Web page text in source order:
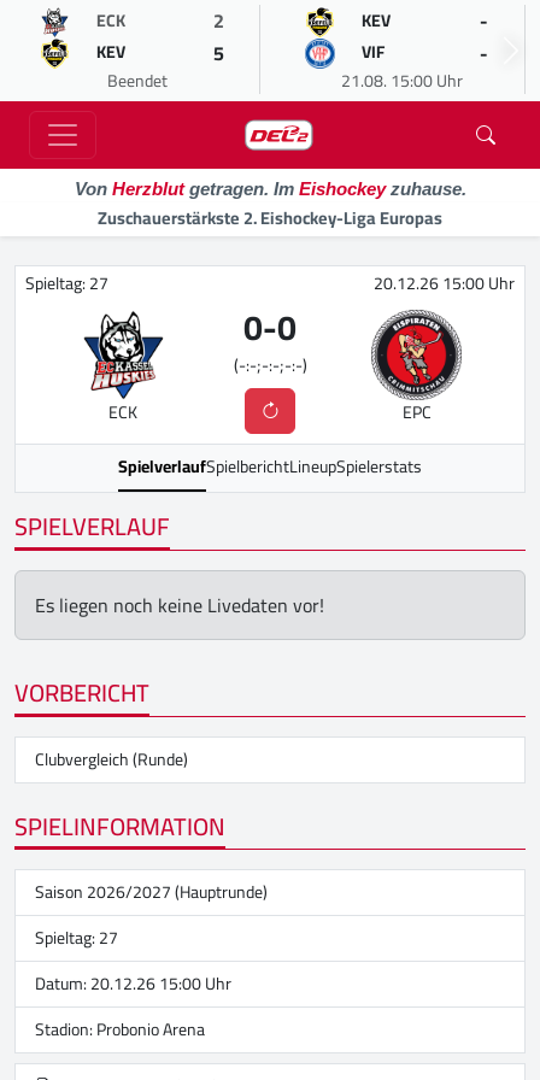
ECK 2
KEV 5
Beendet
KEV -
VIF -
21.08. 15:00 Uhr
Von Herzblutgetragen. Im Eishockeyzuhause.
Zuschauerstärkste 2. Eishockey-Liga Europas
Spieltag: 27 20.12.26 15:00 Uhr
ECK
0-0
(-:-;-:-;-:-)
EPC
SpielverlaufSpielberichtLineupSpielerstats
SPIELVERLAUF
Es liegen noch keine Livedaten vor!
VORBERICHT
Clubvergleich (Runde)
SPIELINFORMATION
Saison 2026/2027 (Hauptrunde)
Spieltag: 27
Datum: 20.12.26 15:00 Uhr
Stadion:Probonio Arena